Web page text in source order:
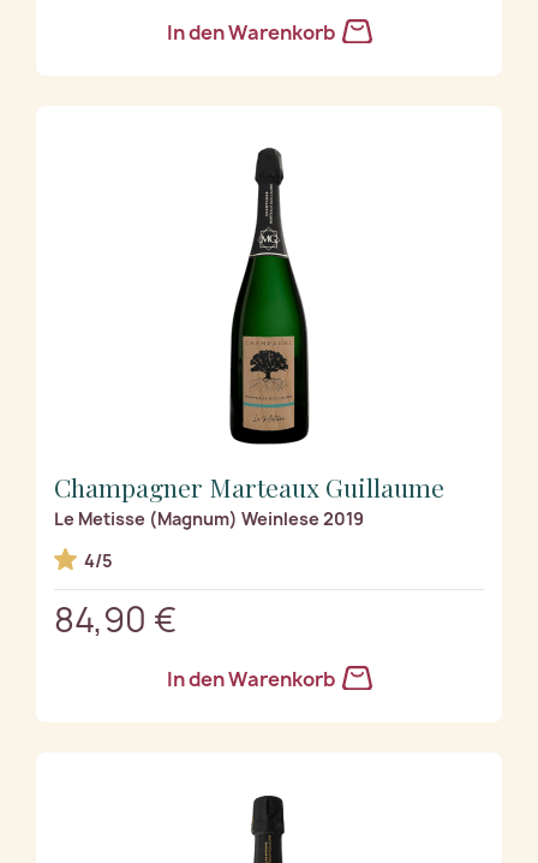
In den Warenkorb
Champagner Marteaux Guillaume
Le Metisse (Magnum) Weinlese 2019
4/5
84,90 €
In den Warenkorb